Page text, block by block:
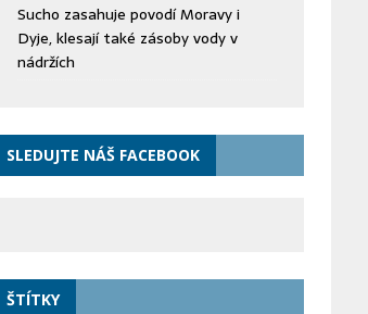
Sucho zasahuje povodí Moravy i
Dyje, klesají také zásoby vody v
nádržích
SLEDUJTE NÁŠ FACEBOOK
ŠTÍTKY